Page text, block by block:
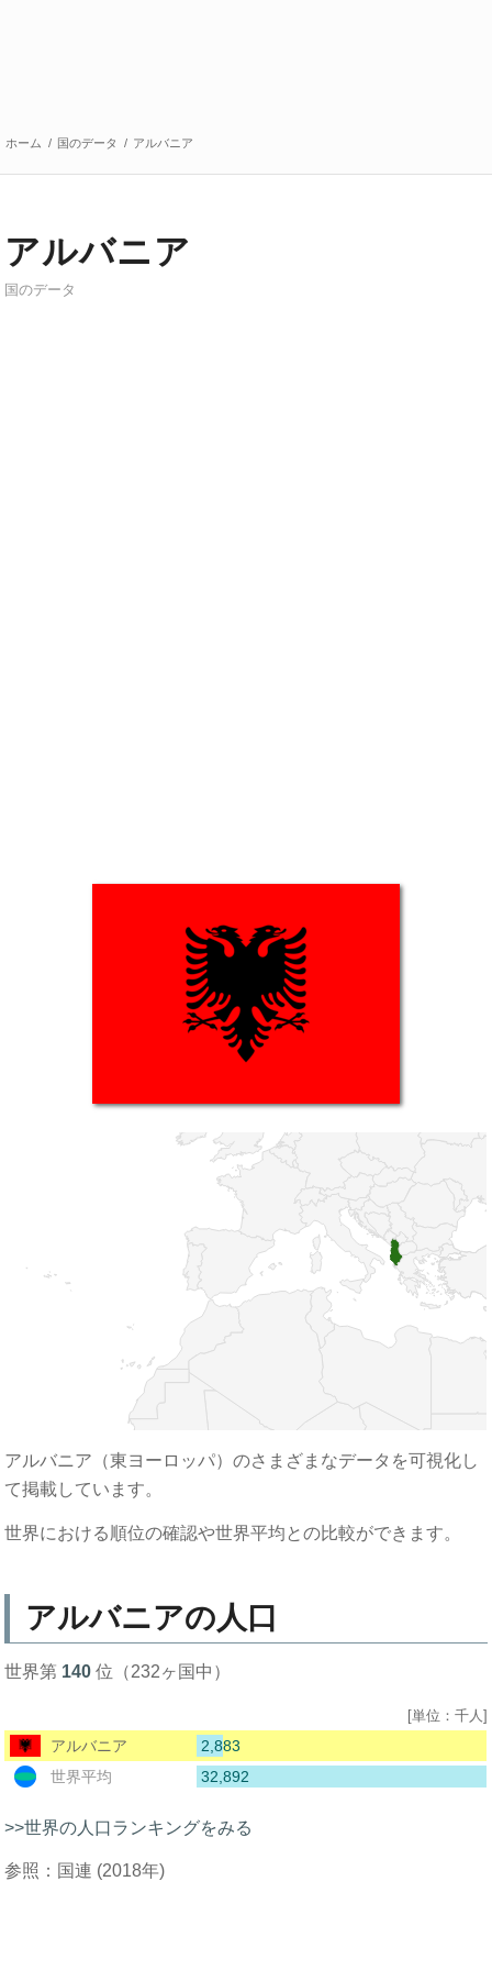
ホーム / 国のデータ / アルバニア
アルバニア
国のデータ
アルバニア（東ヨーロッパ）のさまざまなデータを可視化し
て掲載しています。
世界における順位の確認や世界平均との比較ができます。
アルバニアの人口
世界第 140 位（232ヶ国中）
[単位：千人]
アルバニア
2,883
世界平均
32,892
>>世界の人口ランキングをみる
参照：国連 (2018年)